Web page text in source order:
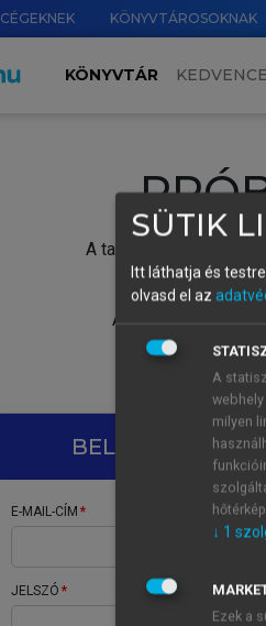
CÉGEKNEK KÖNYVTÁROSOKNAK
KÖNYVTÁR
A tartalom
Új
A próbaidőszak
A
BELÉPÉS SAJÁT
E-MAIL-CÍM
JELSZÓ
SÜTIK
Itt láthatja és
olvasd el az
A
milyen
↓ 1
Ezek a